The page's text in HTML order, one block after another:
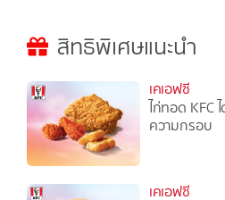
สิทธิพิเศษแนะนำ
เคเอฟซี
ไก่ทอด KFC
ความกรอบ
เคเอฟซี